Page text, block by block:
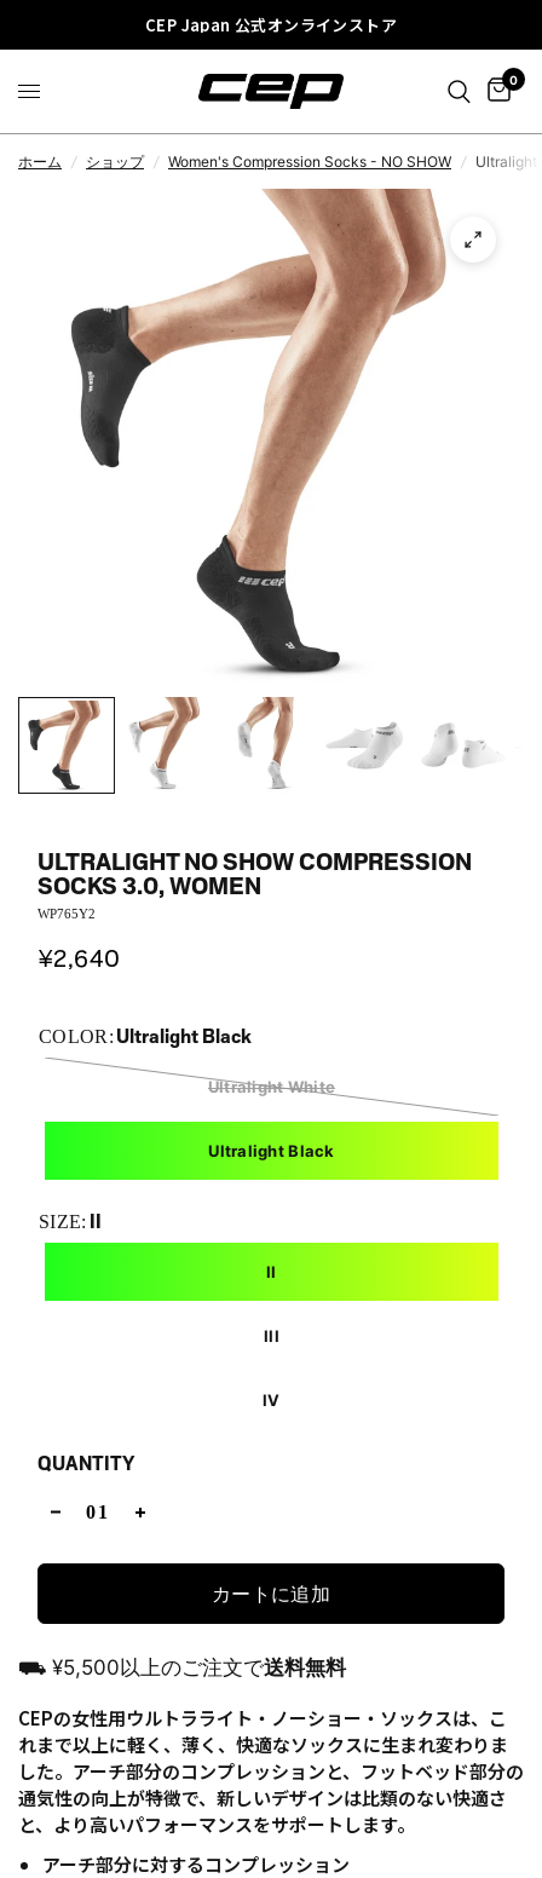
CEP Japan 公式オンラインストア
0
ホーム / ショップ / Women's Compression Socks - NO SHOW / Ultralight
ULTRALIGHT NO SHOW COMPRESSION
SOCKS 3.0, WOMEN
WP765Y2
¥2,640
COLOR: Ultralight Black
Ultralight White
Ultralight Black
SIZE: II
II
III
IV
QUANTITY
カートに追加
⛟ ¥5,500以上のご注文で送料無料
CEPの女性用ウルトラライト・ノーショー・ソックスは、こ
れまで以上に軽く、薄く、快適なソックスに生まれ変わりま
した。アーチ部分のコンプレッションと、フットベッド部分の
通気性の向上が特徴で、新しいデザインは比類のない快適さ
と、より高いパフォーマンスをサポートします。
アーチ部分に対するコンプレッション